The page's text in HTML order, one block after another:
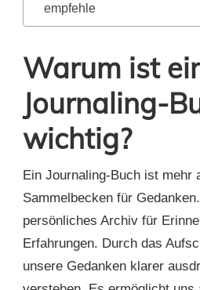
empfehle
Warum ist
Journaling-
wichtig?
Ein Journaling-Buch ist mehr
Sammelbecken für
persönliches Archiv für
Erfahrungen. Durch das
unsere Gedanken klarer